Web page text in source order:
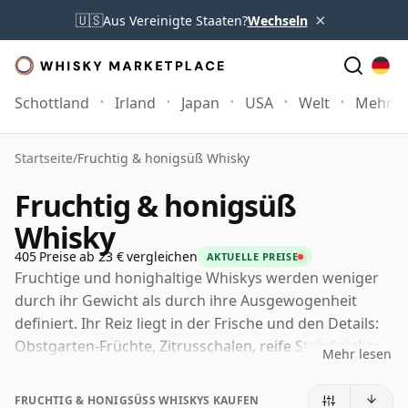
🇺🇸Aus Vereinigte Staaten?Wechseln ×
Schottland Irland Japan USA Welt Mehr
Startseite/Fruchtig & honigsüß Whisky
Fruchtig & honigsüß
Whisky
405 Preise ab 23 € vergleichen AKTUELLE PREISE
Fruchtige und honighaltige Whiskys werden weniger
durch ihr Gewicht als durch ihre Ausgewogenheit
definiert. Ihr Reiz liegt in der Frische und den Details:
Obstgarten-Früchte, Zitrusschalen, reife Steinfrüchte
Vanille und sanfte Eiche zusammengehalten werden.
Mehr lesen
FRUCHTIG & HONIGSÜSS WHISKYS KAUFEN